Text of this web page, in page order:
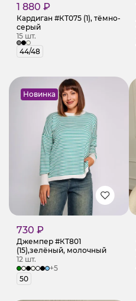
1 880 ₽
Кардиган #КТ075 (1), тёмно-
серый
15 шт.
44/48
Новинка
730 ₽
Джемпер #КТ801
(15),зелёный, молочный
12 шт.
+5
50